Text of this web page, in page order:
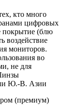
кто много
цифровых
покрытие (блю
воздействие
мониторов.
во
не для
Ю.-В. Азии
(премиум)